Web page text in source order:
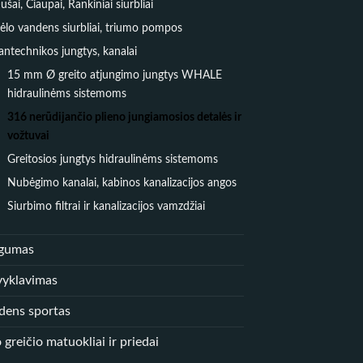
Čiaupai, Rankiniai siurbliai
vandens siurbliai, triumo pompos
jungtys, kanalai
15 mm Ø greito atjungimo jungtys WHALE
hidraulinėms sistemoms
316 nerūdijančio plieno jungiamosios detalės ir
vožtuvai
Greitosios jungtys hidraulinėms sistemoms
Nubėgimo kanalai, kabinos kanalizacijos angos
Siurbimo filtrai ir kanalizacijos vamzdžiai
sportas
greičio matuokliai ir priedai